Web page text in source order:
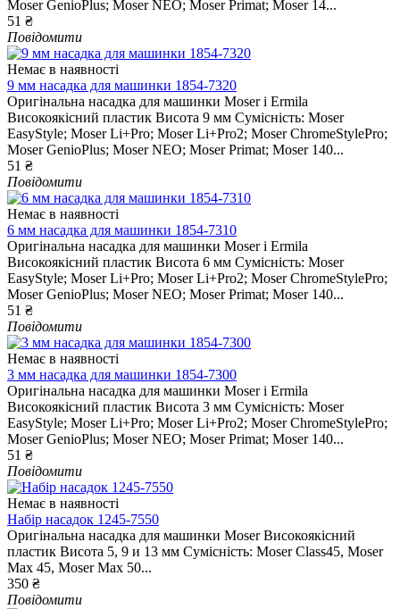
Moser GenioPlus; Moser NEO; Moser Primat; Moser 14...
51 ₴
Повідомити
Немає в наявності
9 мм насадка для машинки 1854-7320
Оригінальна насадка для машинки Moser і Ermila
Високоякісний пластик Висота 9 мм Сумісність: Moser
EasyStyle; Moser Li+Pro; Moser Li+Pro2; Moser ChromeStylePro;
Moser GenioPlus; Moser NEO; Moser Primat; Moser 140...
51 ₴
Повідомити
Немає в наявності
6 мм насадка для машинки 1854-7310
Оригінальна насадка для машинки Moser і Ermila
Високоякісний пластик Висота 6 мм Сумісність: Moser
EasyStyle; Moser Li+Pro; Moser Li+Pro2; Moser ChromeStylePro;
Moser GenioPlus; Moser NEO; Moser Primat; Moser 140...
51 ₴
Повідомити
Немає в наявності
3 мм насадка для машинки 1854-7300
Оригінальна насадка для машинки Moser і Ermila
Високоякісний пластик Висота 3 мм Сумісність: Moser
EasyStyle; Moser Li+Pro; Moser Li+Pro2; Moser ChromeStylePro;
Moser GenioPlus; Moser NEO; Moser Primat; Moser 140...
51 ₴
Повідомити
Немає в наявності
Набір насадок 1245-7550
Оригінальна насадка для машинки Moser Високоякісний
пластик Висота 5, 9 и 13 мм Сумісність: Moser Class45, Moser
Max 45, Moser Max 50...
350 ₴
Повідомити